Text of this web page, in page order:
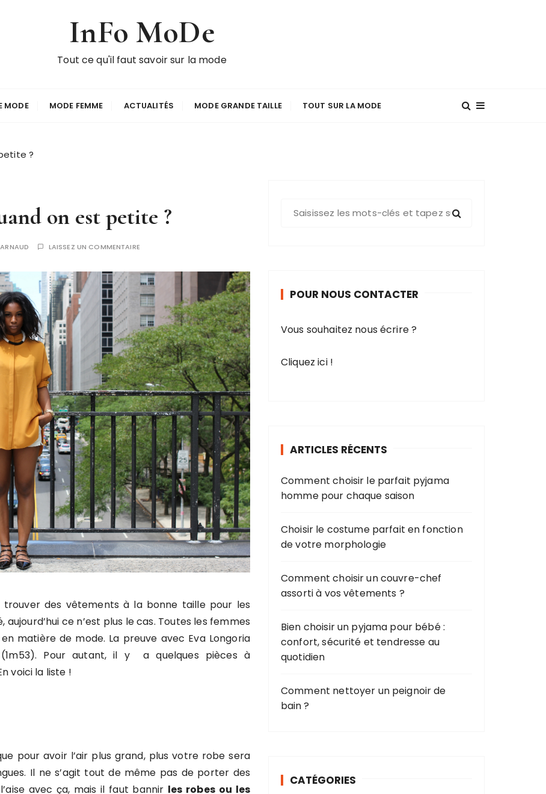
InFo MoDe
Tout ce qu'il faut savoir sur la mode
MODE MODE FEMME ACTUALITÉS MODE GRANDE TAILLE TOUT SUR LA MODE
?
on est petite ?
ARNAUD LAISSEZ UN COMMENTAIRE
trouver des vêtements à la bonne taille pour les
ce n’est plus le cas. Toutes les femmes
en matière de mode. La preuve avec Eva Longoria
Pour autant, il y a quelques pièces à
voici la liste !
pour avoir l’air plus grand, plus votre robe sera
Il ne s’agit tout de même pas de porter des
avec ça, mais il faut bannir les robes ou les
e
o
POUR NOUS CONTACTER
Vous souhaitez nous écrire ?
Cliquez ici !
ARTICLES RÉCENTS
Comment choisir le parfait pyjama
homme pour chaque saison
Choisir le costume parfait en fonction
de votre morphologie
Comment choisir un couvre-chef
assorti à vos vêtements ?
Bien choisir un pyjama pour bébé :
confort, sécurité et tendresse au
quotidien
Comment nettoyer un peignoir de
bain ?
CATÉGORIES